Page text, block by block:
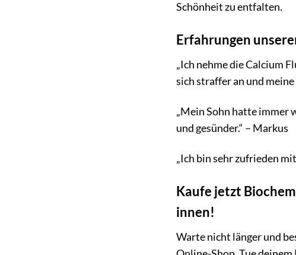
Schönheit zu entfalten.
Erfahrungen
„Ich nehme die Calcium
sich straffer an und
„Mein Sohn hatte immer
und gesünder.“ – Markus
„Ich bin sehr zufrieden
Kaufe jetzt
innen!
Warte nicht länger und